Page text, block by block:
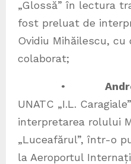
„Glossă” în lectura
fost preluat de
Ovidiu Mihăilescu,
colaborat;
•
UNATC „I.L.
interpretarea rolului
„Luceafărul”, într-o
la Aeroportul